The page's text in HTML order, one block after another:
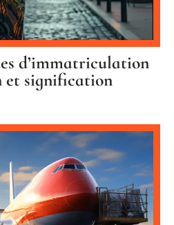
d’immatriculation
et signification